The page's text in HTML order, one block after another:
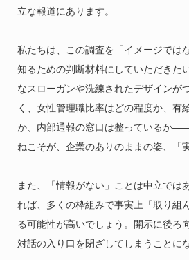
立な報道にあります。
私たちは、この調査を「イメージでは
知るための判断材料にしていただきた
なスローガンや洗練されたデザインが
く、女性管理職比率はどの程度か、有
か、内部通報の窓口は整っているか
ねこそが、企業のありのままの姿、「
また、「情報がない」ことは中立では
れば、多くの枠組みで事実上「取り組
る可能性が高いでしょう。開示に後ろ
対話の入り口を閉ざしてしまうことに